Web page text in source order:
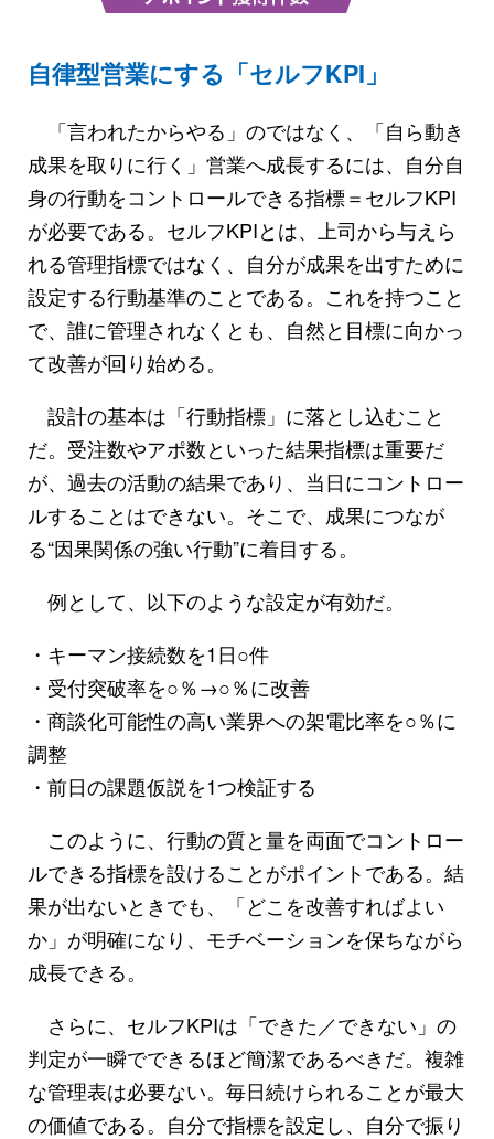
自律型営業にする「セルフKPI」
「言われたからやる」のではなく、「自ら動き
成果を取りに行く」営業へ成長するには、自分自
身の行動をコントロールできる指標＝セルフKPI
が必要である。セルフKPIとは、上司から与えら
れる管理指標ではなく、自分が成果を出すために
設定する行動基準のことである。これを持つこと
で、誰に管理されなくとも、自然と目標に向かっ
て改善が回り始める。
設計の基本は「行動指標」に落とし込むこと
だ。受注数やアポ数といった結果指標は重要だ
が、過去の活動の結果であり、当日にコントロー
ルすることはできない。そこで、成果につなが
る“因果関係の強い行動”に着目する。
例として、以下のような設定が有効だ。
・キーマン接続数を1日○件
・受付突破率を○％→○％に改善
・商談化可能性の高い業界への架電比率を○％に
調整
・前日の課題仮説を1つ検証する
このように、行動の質と量を両面でコントロー
ルできる指標を設けることがポイントである。結
果が出ないときでも、「どこを改善すればよい
か」が明確になり、モチベーションを保ちながら
成長できる。
さらに、セルフKPIは「できた／できない」の
判定が一瞬でできるほど簡潔であるべきだ。複雑
な管理表は必要ない。毎日続けられることが最大
の価値である。自分で指標を設定し、自分で振り